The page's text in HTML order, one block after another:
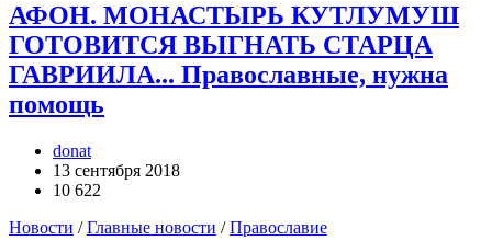
АФОН. МОНАСТЫРЬ КУТЛУМУШ
ГОТОВИТСЯ ВЫГНАТЬ СТАРЦА
ГАВРИИЛА... Православные, нужна
помощь
donat
13 сентября 2018
10 622
Новости /Главные новости /Православие